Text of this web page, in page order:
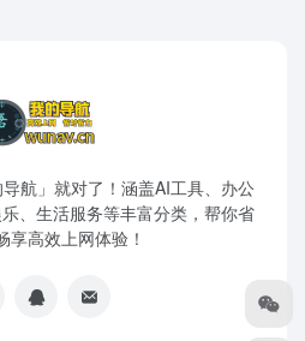
航」就对了！涵盖AI工具、办公
、生活服务等丰富分类，帮你省
享高效上网体验！